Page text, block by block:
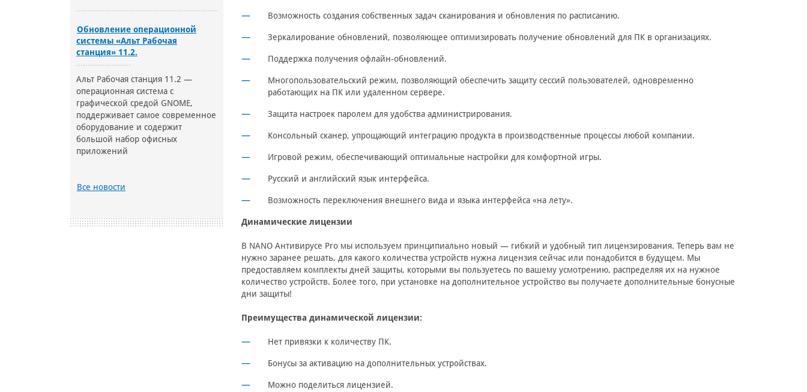
Обновление операционной
системы «Альт Рабочая
станция» 11.2.
Альт Рабочая станция 11.2 —
операционная система с
графической средой GNOME,
поддерживает самое современное
оборудование и содержит
большой набор офисных
приложений
Все новости
Возможность создания собственных задач сканирования и обновления по расписанию.
Зеркалирование обновлений, позволяющее оптимизировать получение обновлений для ПК в организациях.
Поддержка получения офлайн-обновлений.
Многопользовательский режим, позволяющий обеспечить защиту сессий пользователей, одновременно
работающих на ПК или удаленном сервере.
Защита настроек паролем для удобства администрирования.
Консольный сканер, упрощающий интеграцию продукта в производственные процессы любой компании.
Игровой режим, обеспечивающий оптимальные настройки для комфортной игры.
Русский и английский язык интерфейса.
Возможность переключения внешнего вида и языка интерфейса «на лету».
Динамические лицензии
В NANO Антивирусе Pro мы используем принципиально новый — гибкий и удобный тип лицензирования. Теперь вам не
нужно заранее решать, для какого количества устройств нужна лицензия сейчас или понадобится в будущем. Мы
предоставляем комплекты дней защиты, которыми вы пользуетесь по вашему усмотрению, распределяя их на нужное
количество устройств. Более того, при установке на дополнительное устройство вы получаете дополнительные бонусные
дни защиты!
Преимущества динамической лицензии:
Нет привязки к количеству ПК.
Бонусы за активацию на дополнительных устройствах.
Можно поделиться лицензией.